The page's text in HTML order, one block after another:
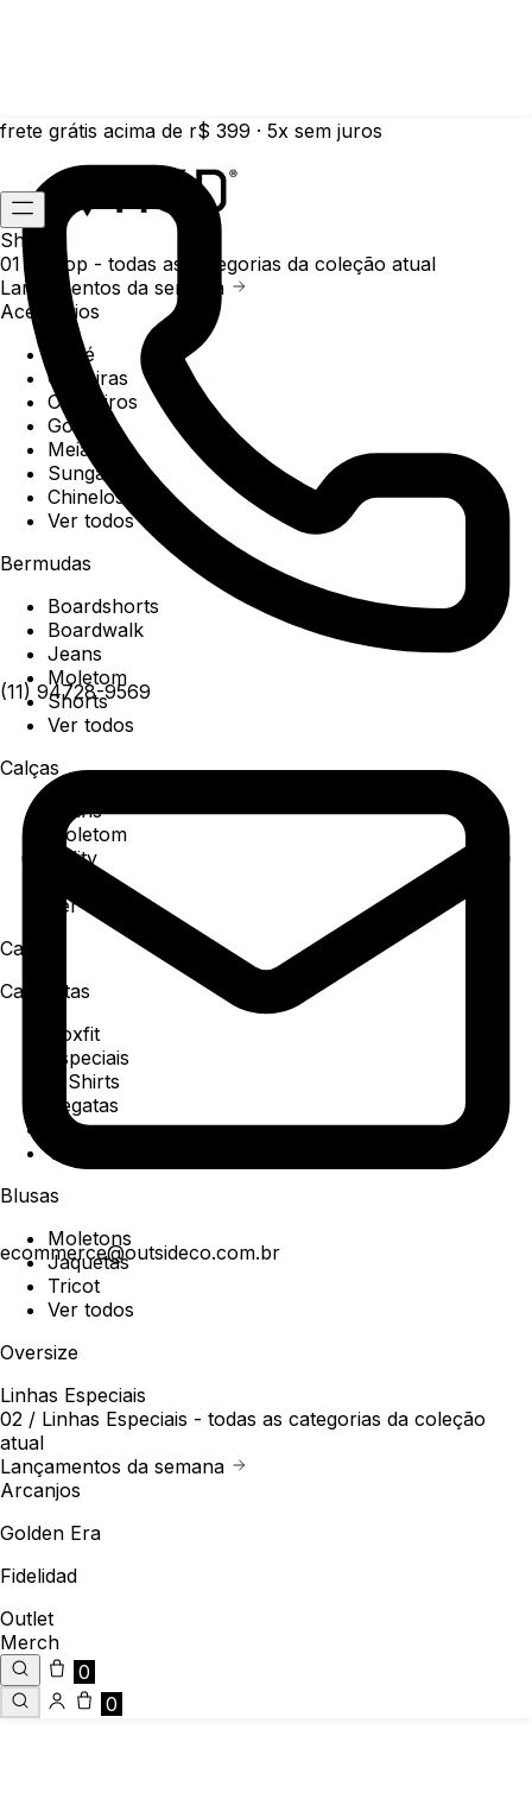
frete grátis acima de r$ 399 · 5x sem juros
(11) 94728-9569
ecommerce@outsideco.com.br
Shop
01 /
Shop - todas as categorias da coleção atual
Lançamentos da semana
Acessórios
Boné
Carteiras
Chaveiros
Gorros
Meias
Sunga
Chinelos
Ver todos
Bermudas
Boardshorts
Boardwalk
Jeans
Moletom
Shorts
Ver todos
Calças
Jeans
Moletom
Utility
Ver todos
Camisa
Camisetas
Boxfit
Especiais
T-Shirts
Regatas
Polo
Ver todos
Blusas
Moletons
Jaquetas
Tricot
Ver todos
Oversize
Linhas Especiais
02 / Linhas Especiais - todas as categorias da coleção
atual
Lançamentos da semana
Arcanjos
Golden Era
Fidelidad
Outlet
Merch
0
0